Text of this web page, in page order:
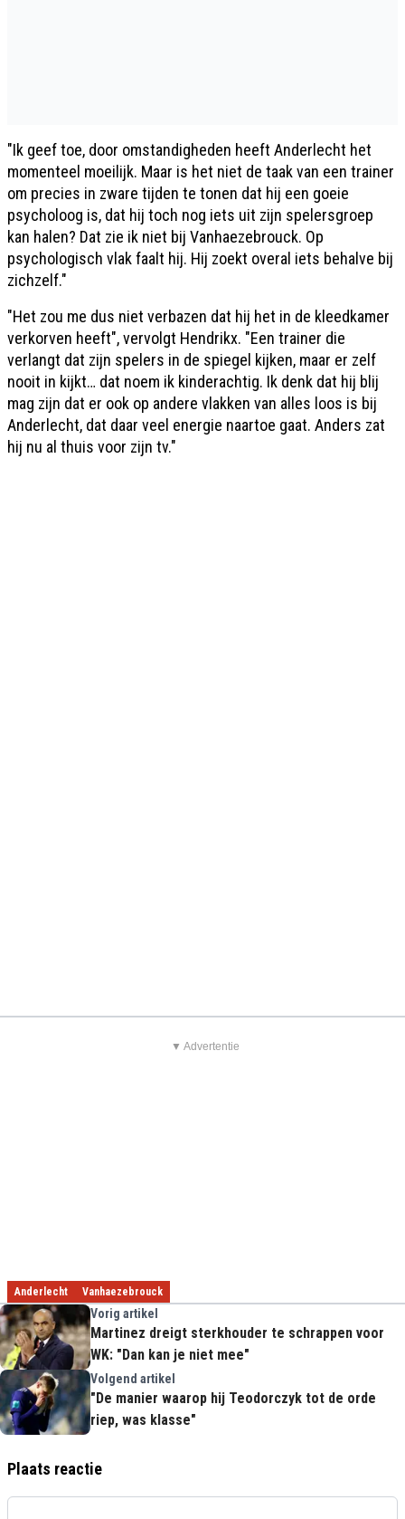
"Ik geef toe, door omstandigheden heeft Anderlecht het
momenteel moeilijk. Maar is het niet de taak van een trainer
om precies in zware tijden te tonen dat hij een goeie
psycholoog is, dat hij toch nog iets uit zijn spelersgroep
kan halen? Dat zie ik niet bij Vanhaezebrouck. Op
psychologisch vlak faalt hij. Hij zoekt overal iets behalve bij
zichzelf."
"Het zou me dus niet verbazen dat hij het in de kleedkamer
verkorven heeft", vervolgt Hendrikx. "Een trainer die
verlangt dat zijn spelers in de spiegel kijken, maar er zelf
nooit in kijkt… dat noem ik kinderachtig. Ik denk dat hij blij
mag zijn dat er ook op andere vlakken van alles loos is bij
Anderlecht, dat daar veel energie naartoe gaat. Anders zat
hij nu al thuis voor zijn tv."
▼ Advertentie
Anderlecht Vanhaezebrouck
Vorig artikel
Martinez dreigt sterkhouder te schrappen voor
WK: "Dan kan je niet mee"
Volgend artikel
"De manier waarop hij Teodorczyk tot de orde
riep, was klasse"
Plaats reactie